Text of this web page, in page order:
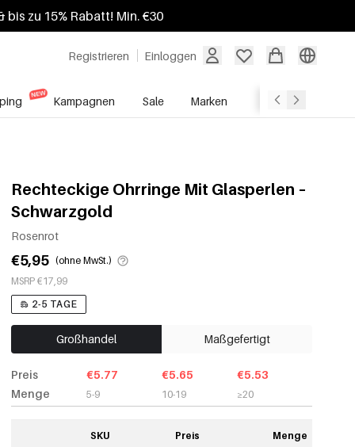
bis zu 15% Rabatt! Min. €30
Registrieren Einloggen
Kampagnen Sale Marken
Rechteckige Ohrringe Mit Glasperlen –
Schwarzgold
Rosenrot
€5,95 (ohne MwSt.)
MSRP €17,99
2-5 TAGE
Großhandel Maßgefertigt
Preis
Menge
€5.77
5-9
€5.65
10-19
€5.53
≥20
SKU Preis Menge